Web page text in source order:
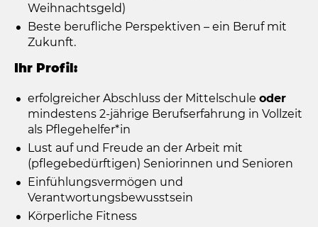
Weihnachtsgeld)
Beste berufliche Perspektiven – ein Beruf mit
Zukunft.
Ihr Profil:
erfolgreicher Abschluss der Mittelschuleoder
mindestens 2-jährige Berufserfahrung in Vollzeit
als Pflegehelfer*in
Lust auf und Freude an der Arbeit mit
(pflegebedürftigen) Seniorinnen und Senioren
Einfühlungsvermögen und
Verantwortungsbewusstsein
Körperliche Fitness